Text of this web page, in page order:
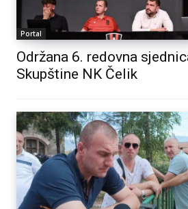
Portal
Održana 6. redovna
Skupštine NK Čelik